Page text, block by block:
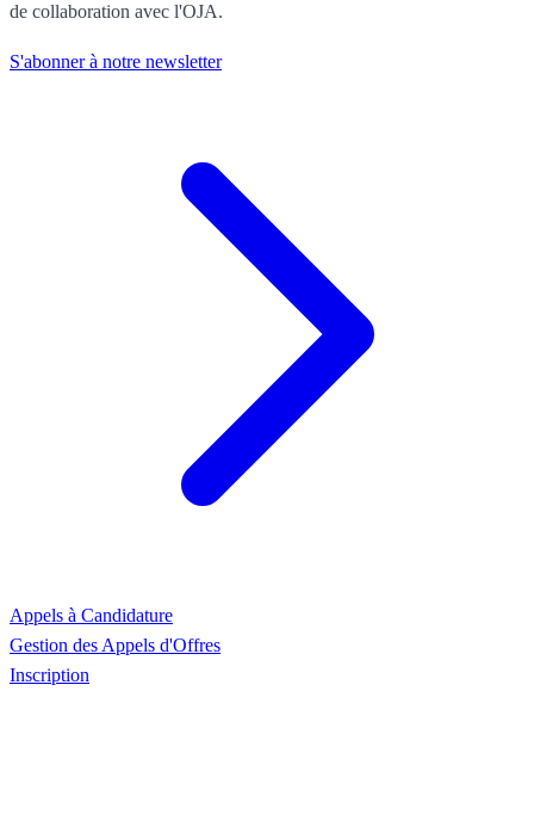
de collaboration avec l'OJA.
S'abonner à notre newsletter
Appels à Candidature
Gestion des Appels d'Offres
Inscription